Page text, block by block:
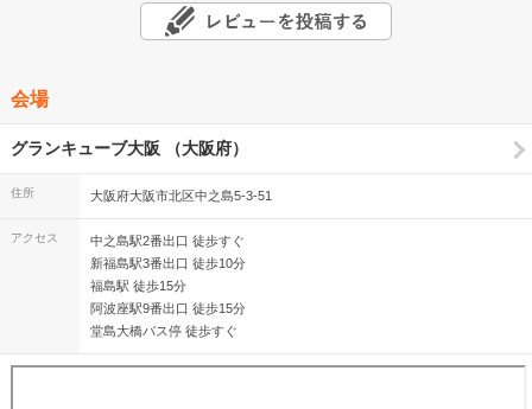
会場
グランキューブ大阪 （大阪府）
住所 大阪府大阪市北区中之島5-3-51
アクセス
中之島駅2番出口 徒歩すぐ
新福島駅3番出口 徒歩10分
福島駅 徒歩15分
阿波座駅9番出口 徒歩15分
堂島大橋バス停 徒歩すぐ